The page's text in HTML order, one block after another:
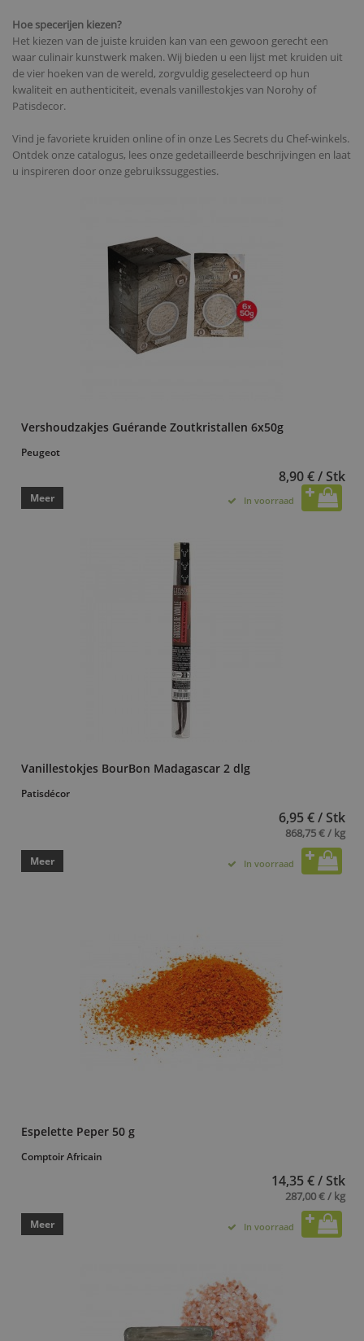
Hoe specerijen kiezen?
Het kiezen van de juiste kruiden kan van een gewoon gerecht een
waar culinair kunstwerk maken. Wij bieden u een lijst met kruiden uit
de vier hoeken van de wereld, zorgvuldig geselecteerd op hun
kwaliteit en authenticiteit, evenals vanillestokjes van Norohy of
Patisdecor.
Vind je favoriete kruiden online of in onze Les Secrets du Chef-winkels.
Ontdek onze catalogus, lees onze gedetailleerde beschrijvingen en laat
u inspireren door onze gebruikssuggesties.
Vershoudzakjes Guérande Zoutkristallen 6x50g
Peugeot
8,90 € / Stk
Meer In voorraad
Vanillestokjes BourBon Madagascar 2 dlg
Patisdécor
6,95 € / Stk
868,75 € / kg
Meer In voorraad
Espelette Peper 50 g
Comptoir Africain
14,35 € / Stk
287,00 € / kg
Meer In voorraad